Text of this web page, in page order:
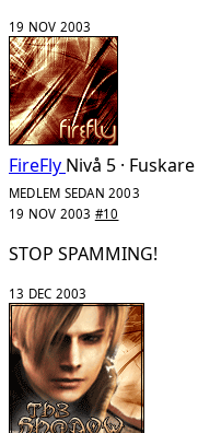
19 NOV 2003
FireFly Nivå 5 · Fuskare
MEDLEM SEDAN 2003
19 NOV 2003 #10
STOP SPAMMING!
13 DEC 2003